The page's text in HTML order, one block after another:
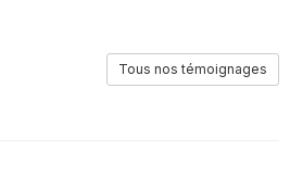
Tous nos témoignages